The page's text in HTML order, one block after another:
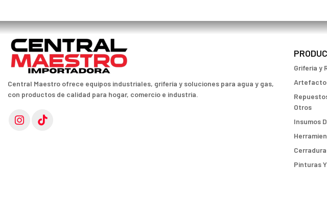
Central Maestro ofrece equipos industriales, grifería y soluciones para agua y gas,
con productos de calidad para hogar, comercio e industria.
Griferia y
Otros
Insumos
Pinturas